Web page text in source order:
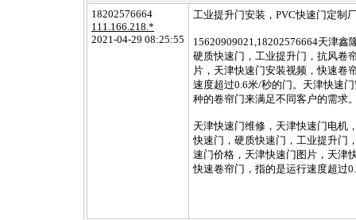
18202576664
111.166.218.*
2021-04-29 08:25:55
工业提升门安装，PVC快速门定制
15620909021,18202576664天津
硬质快速门，工业提升门，抗风卷
片，天津快速门安装视频，快速卷
速度超过0.6米/秒的门。天津快速
种的卷帘门来满足不同客户的需求
天津快速门维修，天津快速门电机
快速门，硬质快速门，工业提升门
速门价格，天津快速门图片，天津
快速卷帘门，指的是运行速度超过